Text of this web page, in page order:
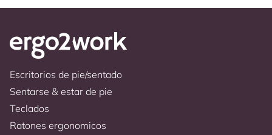
Escritorios de pie/sentado
Sentarse & estar de pie
Teclados
Ratones ergonomicos